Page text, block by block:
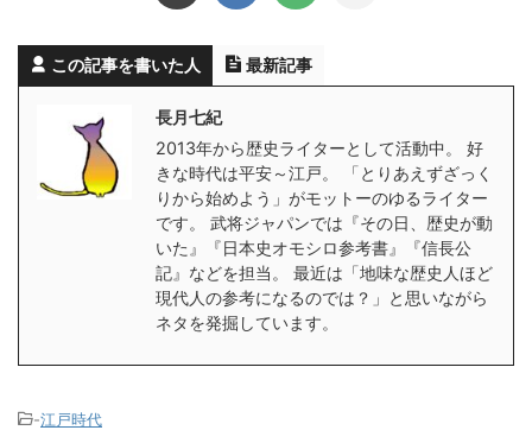
この記事を書いた人 最新記事
長月七紀
2013年から歴史ライターとして活動中。 好
きな時代は平安～江戸。 「とりあえずざっく
りから始めよう」がモットーのゆるライター
です。 武将ジャパンでは『その日、歴史が動
いた』『日本史オモシロ参考書』『信長公
記』などを担当。 最近は「地味な歴史人ほど
現代人の参考になるのでは？」と思いながら
ネタを発掘しています。
-江戸時代